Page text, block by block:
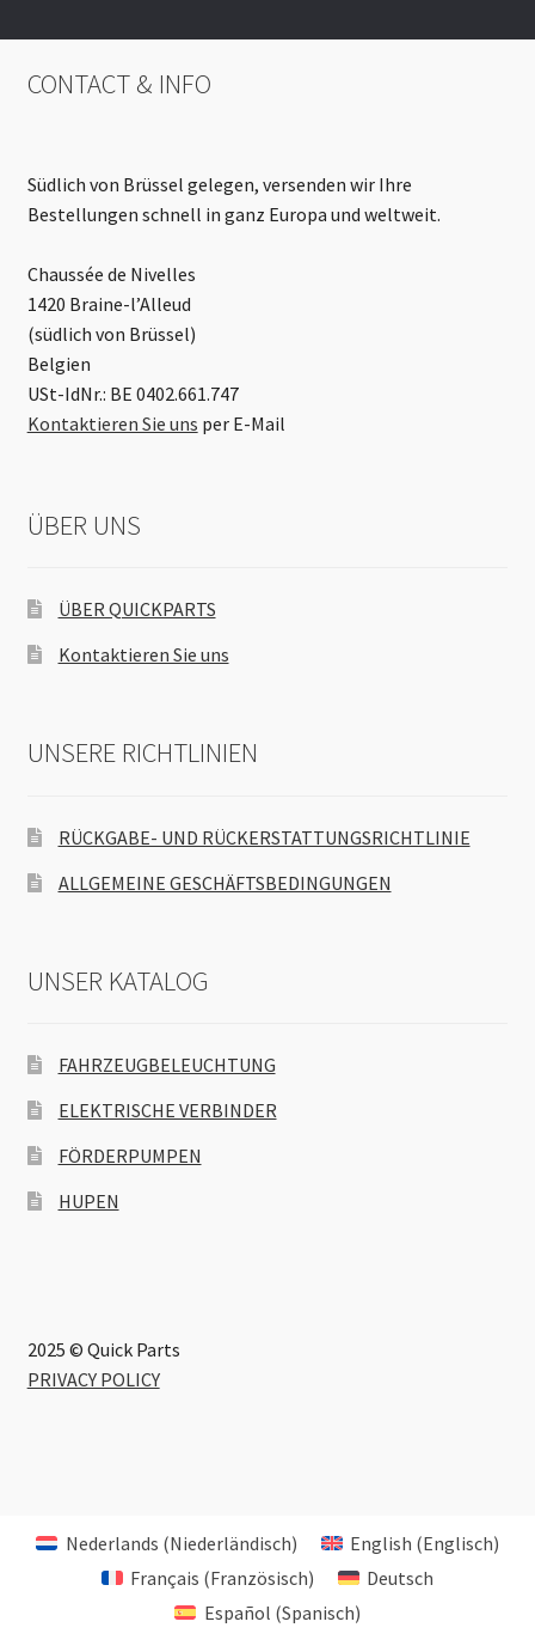
CONTACT & INFO
Südlich von Brüssel gelegen, versenden wir Ihre
Bestellungen schnell in ganz Europa und weltweit.
Chaussée de Nivelles
1420 Braine-l’Alleud
(südlich von Brüssel)
Belgien
USt-IdNr.: BE 0402.661.747
Kontaktieren Sie uns per E-Mail
ÜBER UNS
ÜBER QUICKPARTS
Kontaktieren Sie uns
UNSERE RICHTLINIEN
RÜCKGABE- UND RÜCKERSTATTUNGSRICHTLINIE
ALLGEMEINE GESCHÄFTSBEDINGUNGEN
UNSER KATALOG
FAHRZEUGBELEUCHTUNG
ELEKTRISCHE VERBINDER
FÖRDERPUMPEN
HUPEN
2025 © Quick Parts
PRIVACY POLICY
Nederlands (Niederländisch) English (Englisch)
Français (Französisch)
Deutsch
Español (Spanisch)